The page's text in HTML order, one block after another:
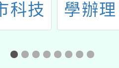
科技
導中
位日
學辦
to